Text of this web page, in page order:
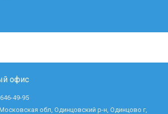
офис
49-95
обл, Одинцовский р-н, Одинцово г,